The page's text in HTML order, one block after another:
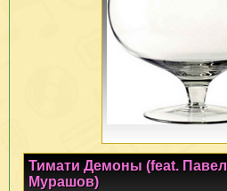
Тимати Демоны (feat. Павел
Мурашов)